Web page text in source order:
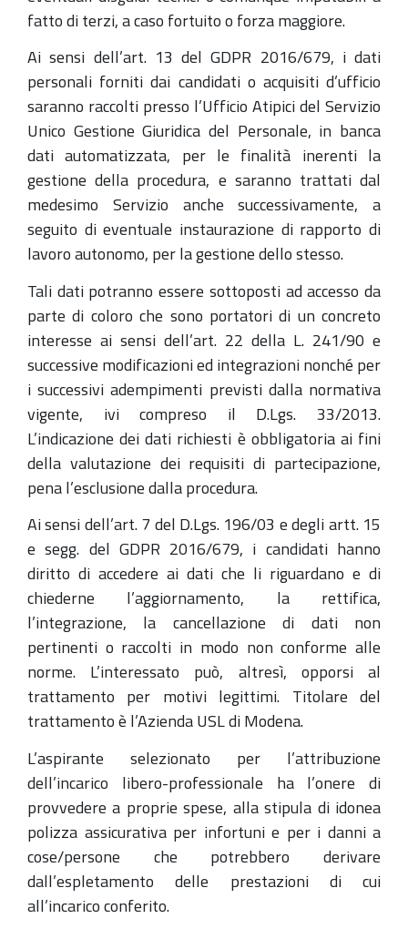
fatto di terzi, a caso fortuito o forza maggiore.
Ai sensi dell’art. 13 del GDPR 2016/679, i dati
personali forniti dai candidati o acquisiti d’ufficio
saranno raccolti presso l’Ufficio Atipici del Servizio
Unico Gestione Giuridica del Personale, in banca
dati automatizzata, per le finalità inerenti la
gestione della procedura, e saranno trattati dal
medesimo Servizio anche successivamente, a
seguito di eventuale instaurazione di rapporto di
lavoro autonomo, per la gestione dello stesso.
Tali dati potranno essere sottoposti ad accesso da
parte di coloro che sono portatori di un concreto
interesse ai sensi dell’art. 22 della L. 241/90 e
successive modificazioni ed integrazioni nonché per
i successivi adempimenti previsti dalla normativa
vigente, ivi compreso il D.Lgs. 33/2013.
L’indicazione dei dati richiesti è obbligatoria ai fini
della valutazione dei requisiti di partecipazione,
pena l’esclusione dalla procedura.
Ai sensi dell’art. 7 del D.Lgs. 196/03 e degli artt. 15
e segg. del GDPR 2016/679, i candidati hanno
diritto di accedere ai dati che li riguardano e di
chiederne l’aggiornamento, la rettifica,
l’integrazione, la cancellazione di dati non
pertinenti o raccolti in modo non conforme alle
norme. L’interessato può, altresì, opporsi al
trattamento per motivi legittimi. Titolare del
trattamento è l’Azienda USL di Modena.
L’aspirante selezionato per l’attribuzione
dell’incarico libero-professionale ha l’onere di
provvedere a proprie spese, alla stipula di idonea
polizza assicurativa per infortuni e per i danni a
cose/persone che potrebbero derivare
dall’espletamento delle prestazioni di cui
all’incarico conferito.